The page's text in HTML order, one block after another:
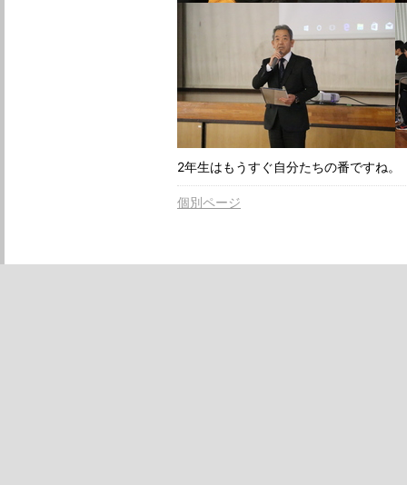
2年生はもうすぐ自分たちの番ですね。
個別ページ